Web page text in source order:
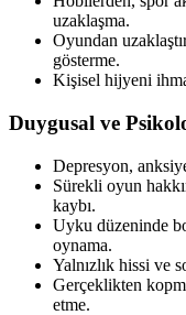
uzaklaşma.
Oyundan
gösterme.
Kişisel hijyeni
Duygusal ve
Depresyon,
Sürekli oyun
kaybı.
Uyku düzeninde
oynama.
Yalnızlık hissi ve
Gerçeklikten
etme.